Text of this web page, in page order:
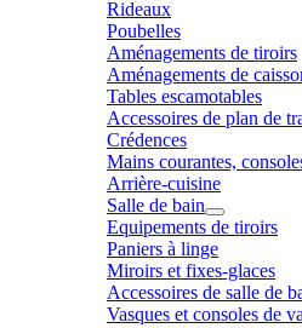
Rideaux
Poubelles
Aménagements de tiroirs
Aménagements de
Tables escamotables
Accessoires de plan de
Crédences
Mains courantes,
Arrière-cuisine
Salle de bain
Equipements de tiroirs
Paniers à linge
Miroirs et fixes-glaces
Accessoires de salle de
Vasques et consoles de